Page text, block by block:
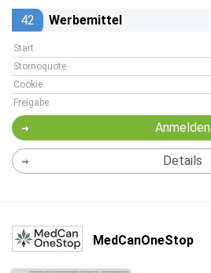
42 Werbemittel
Start
Stornoquote
Cookie
Freigabe
Anmelden
Details
MedCanOneStop